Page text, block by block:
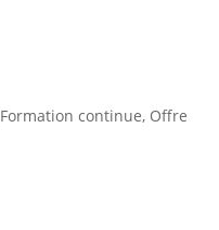
Formation continue, Offre